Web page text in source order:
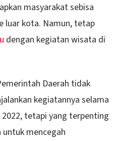
masyarakat sebisa
luar kota. Namun, tetap
dengan kegiatan wisata di
Daerah tidak
kegiatannya selama
tetapi yang terpenting
mencegah